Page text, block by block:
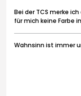
Bei der TCS merke
für mich keine Farbe
Wahnsinn ist immer